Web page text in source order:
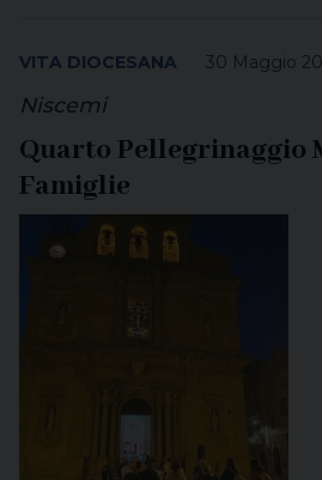
30 Maggio
VITA DIOCESANA
Niscemi
Quarto Pellegrinaggio
Famiglie